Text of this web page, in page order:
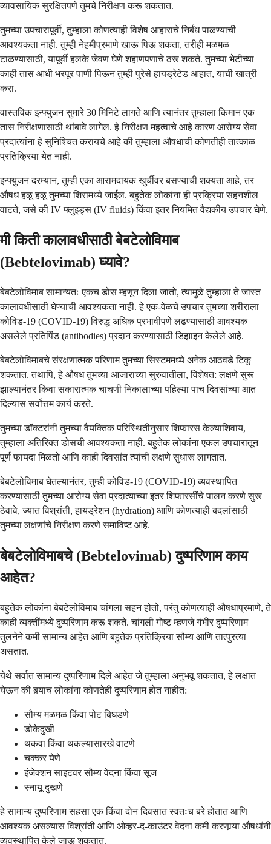
व्यावसायिक सुरक्षितपणे तुमचे निरीक्षण करू शकतात.
तुमच्या उपचारापूर्वी, तुम्हाला कोणत्याही विशेष आहाराचे निर्बंध पाळण्याची
आवश्यकता नाही. तुम्ही नेहमीप्रमाणे खाऊ पिऊ शकता, तरीही मळमळ
टाळण्यासाठी, यापूर्वी हलके जेवण घेणे शहाणपणाचे ठरू शकते. तुमच्या भेटीच्या
काही तास आधी भरपूर पाणी पिऊन तुम्ही पुरेसे हायड्रेटेड आहात, याची खात्री
करा.
वास्तविक इन्फ्युजन सुमारे 30 मिनिटे लागते आणि त्यानंतर तुम्हाला किमान एक
तास निरीक्षणासाठी थांबावे लागेल. हे निरीक्षण महत्वाचे आहे कारण आरोग्य सेवा
प्रदात्यांना हे सुनिश्चित करायचे आहे की तुम्हाला औषधाची कोणतीही तात्काळ
प्रतिक्रिया येत नाही.
इन्फ्युजन दरम्यान, तुम्ही एका आरामदायक खुर्चीवर बसण्याची शक्यता आहे, तर
औषध हळू हळू तुमच्या शिरामध्ये जाईल. बहुतेक लोकांना ही प्रक्रिया सहनशील
वाटते, जसे की IV फ्लुइड्स (IV fluids) किंवा इतर नियमित वैद्यकीय उपचार घेणे.
मी किती कालावधीसाठी बेबटेलोविमाब
(Bebtelovimab) घ्यावे?
बेबटेलोविमाब सामान्यतः एकच डोस म्हणून दिला जातो, त्यामुळे तुम्हाला ते जास्त
कालावधीसाठी घेण्याची आवश्यकता नाही. हे एक-वेळचे उपचार तुमच्या शरीराला
कोविड-19 (COVID-19) विरुद्ध अधिक प्रभावीपणे लढण्यासाठी आवश्यक
असलेले प्रतिपिंड (antibodies) प्रदान करण्यासाठी डिझाइन केलेले आहे.
बेबटेलोविमाबचे संरक्षणात्मक परिणाम तुमच्या सिस्टममध्ये अनेक आठवडे टिकू
शकतात. तथापि, हे औषध तुमच्या आजाराच्या सुरुवातीला, विशेषत: लक्षणे सुरू
झाल्यानंतर किंवा सकारात्मक चाचणी निकालाच्या पहिल्या पाच दिवसांच्या आत
दिल्यास सर्वोत्तम कार्य करते.
तुमच्या डॉक्टरांनी तुमच्या वैयक्तिक परिस्थितीनुसार शिफारस केल्याशिवाय,
तुम्हाला अतिरिक्त डोसची आवश्यकता नाही. बहुतेक लोकांना एकल उपचारातून
पूर्ण फायदा मिळतो आणि काही दिवसांत त्यांची लक्षणे सुधारू लागतात.
बेबटेलोविमाब घेतल्यानंतर, तुम्ही कोविड-19 (COVID-19) व्यवस्थापित
करण्यासाठी तुमच्या आरोग्य सेवा प्रदात्याच्या इतर शिफारसींचे पालन करणे सुरू
ठेवावे, ज्यात विश्रांती, हायड्रेशन (hydration) आणि कोणत्याही बदलांसाठी
तुमच्या लक्षणांचे निरीक्षण करणे समाविष्ट आहे.
बेबटेलोविमाबचे (Bebtelovimab) दुष्परिणाम काय
आहेत?
बहुतेक लोकांना बेबटेलोविमाब चांगला सहन होतो, परंतु कोणत्याही औषधाप्रमाणे, ते
काही व्यक्तींमध्ये दुष्परिणाम करू शकते. चांगली गोष्ट म्हणजे गंभीर दुष्परिणाम
तुलनेने कमी सामान्य आहेत आणि बहुतेक प्रतिक्रिया सौम्य आणि तात्पुरत्या
असतात.
येथे सर्वात सामान्य दुष्परिणाम दिले आहेत जे तुम्हाला अनुभवू शकतात, हे लक्षात
घेऊन की बर्‍याच लोकांना कोणतेही दुष्परिणाम होत नाहीत:
सौम्य मळमळ किंवा पोट बिघडणे
डोकेदुखी
थकवा किंवा थकल्यासारखे वाटणे
चक्कर येणे
इंजेक्शन साइटवर सौम्य वेदना किंवा सूज
स्नायू दुखणे
हे सामान्य दुष्परिणाम सहसा एक किंवा दोन दिवसात स्वतःच बरे होतात आणि
आवश्यक असल्यास विश्रांती आणि ओव्हर-द-काउंटर वेदना कमी करणार्‍या औषधांनी
व्यवस्थापित केले जाऊ शकतात.